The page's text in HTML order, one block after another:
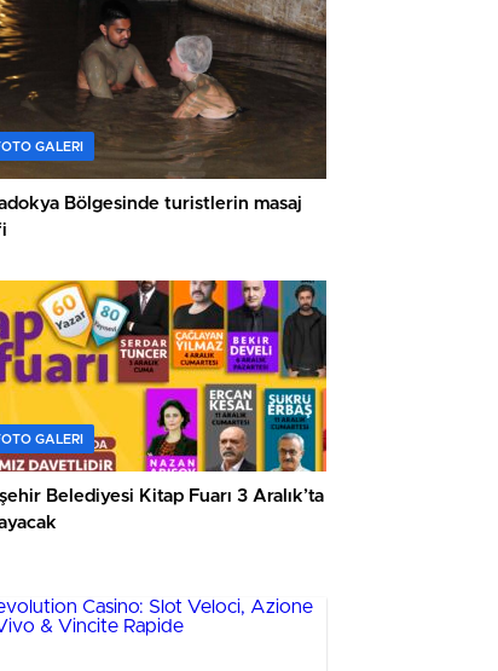
GALERI
Bölgesinde turistlerin masaj
GALERI
Belediyesi Kitap Fuarı 3 Aralık’ta